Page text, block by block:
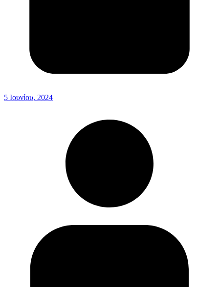
5 Ιουνίου, 2024